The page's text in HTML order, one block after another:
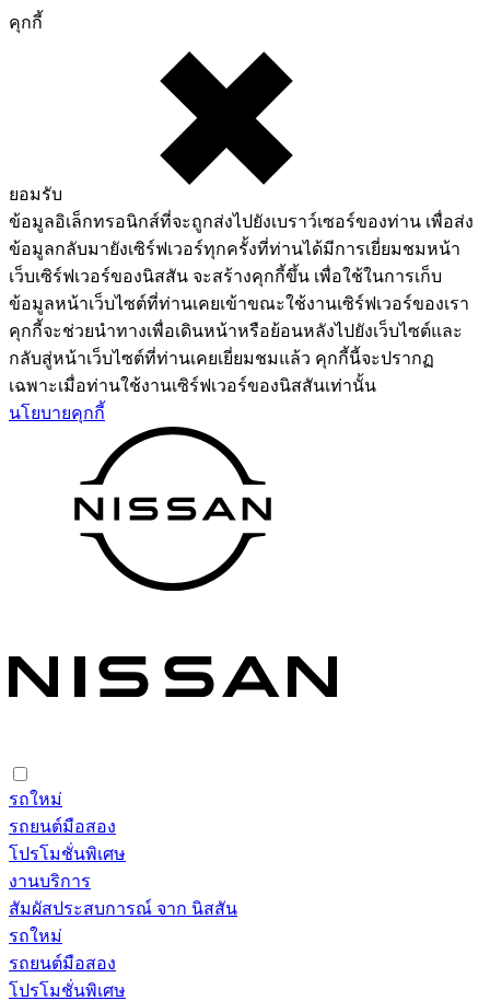
คุกกี้
ยอมรับ
ข้อมูลอิเล็กทรอนิกส์ที่จะถูกส่งไปยังเบราว์เซอร์ของท่าน เพื่อส่ง
ข้อมูลกลับมายังเซิร์ฟเวอร์ทุกครั้งที่ท่านได้มีการเยี่ยมชมหน้า
เว็บเซิร์ฟเวอร์ของนิสสัน จะสร้างคุกกี้ขึ้น เพื่อใช้ในการเก็บ
ข้อมูลหน้าเว็บไซต์ที่ท่านเคยเข้าขณะใช้งานเซิร์ฟเวอร์ของเรา
คุกกี้จะช่วยนำทางเพื่อเดินหน้าหรือย้อนหลังไปยังเว็บไซต์และ
กลับสู่หน้าเว็บไซต์ที่ท่านเคยเยี่ยมชมแล้ว คุกกี้นี้จะปรากฏ
เฉพาะเมื่อท่านใช้งานเซิร์ฟเวอร์ของนิสสันเท่านั้น
นโยบายคุกกี้
รถใหม่
รถยนต์มือสอง
โปรโมชั่นพิเศษ
งานบริการ
สัมผัสประสบการณ์ จาก นิสสัน
รถใหม่
รถยนต์มือสอง
โปรโมชั่นพิเศษ